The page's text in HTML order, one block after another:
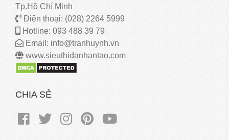
Tp.Hồ Chí Minh
Điện thoại: (028) 2264 5999
Hotline: 093 488 39 79
Email: info@tranhuynh.vn
www.sieuthidanhantao.com
CHIA SẺ